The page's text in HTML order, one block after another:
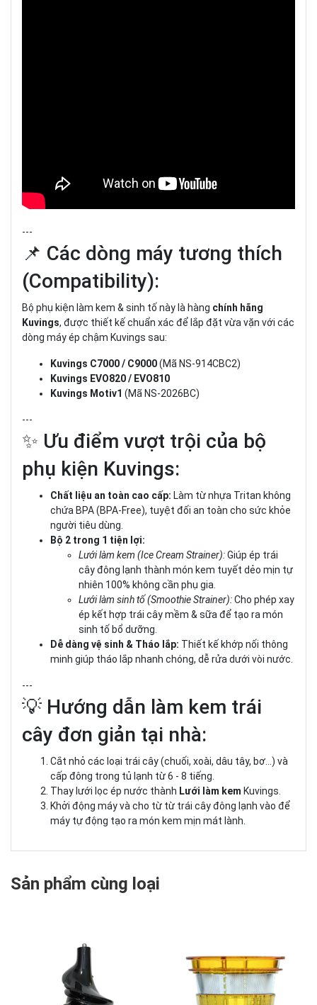
---
📌 Các dòng máy tương thích
(Compatibility):
Bộ phụ kiện làm kem & sinh tố này là hàng chính hãng
Kuvings, được thiết kế chuẩn xác để lắp đặt vừa vặn với các
dòng máy ép chậm Kuvings sau:
Kuvings C7000 / C9000(Mã NS-914CBC2)
Kuvings EVO820 / EVO810
Kuvings Motiv1 (Mã NS-2026BC)
---
✨ Ưu điểm vượt trội của bộ
phụ kiện Kuvings:
Chất liệu an toàn cao cấp: Làm từ nhựa Tritan không
chứa BPA (BPA-Free), tuyệt đối an toàn cho sức khỏe
người tiêu dùng.
Bộ 2 trong 1 tiện lợi:
Lưới làm kem (Ice Cream Strainer):Giúp ép trái
cây đông lạnh thành món kem tuyết dẻo mịn tự
nhiên 100% không cần phụ gia.
Lưới làm sinh tố (Smoothie Strainer):Cho phép xay
ép kết hợp trái cây mềm & sữa để tạo ra món
sinh tố bổ dưỡng.
Dễ dàng vệ sinh & Tháo lắp: Thiết kế khớp nối thông
minh giúp tháo lắp nhanh chóng, dễ rửa dưới vòi nước.
---
💡 Hướng dẫn làm kem trái
cây đơn giản tại nhà:
Cắt nhỏ các loại trái cây (chuối, xoài, dâu tây, bơ...) và
cấp đông trong tủ lạnh từ 6 - 8 tiếng.
Thay lưới lọc ép nước thành Lưới làm kem Kuvings.
Khởi động máy và cho từ từ trái cây đông lạnh vào để
máy tự động tạo ra món kem mịn mát lành.
Sản phẩm cùng loại